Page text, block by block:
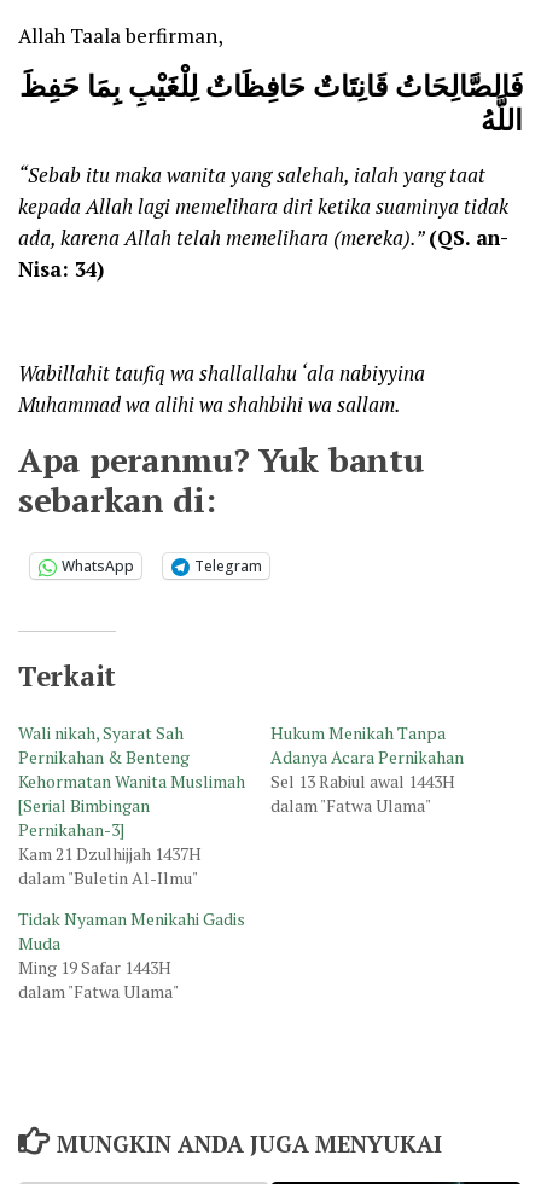
Allah Taala berfirman,
فَالصَّالِحَاتُ قَانِتَاتٌ حَافِظَاتٌ لِلْغَيْبِ بِمَا حَفِظَ
اللَّهُ
“Sebab itu maka wanita yang salehah, ialah yang taat
kepada Allah lagi memelihara diri ketika suaminya tidak
ada, karena Allah telah memelihara (mereka).”(QS. an-
Nisa: 34)
Wabillahit taufiq wa shallallahu ‘ala nabiyyina
Muhammad wa alihi wa shahbihi wa sallam.
Apa peranmu? Yuk bantu
sebarkan di:
WhatsApp Telegram
Terkait
Wali nikah, Syarat Sah
Pernikahan & Benteng
Kehormatan Wanita Muslimah
[Serial Bimbingan
Pernikahan-3]
Kam 21 Dzulhijjah 1437H
dalam "Buletin Al-Ilmu"
Hukum Menikah Tanpa
Adanya Acara Pernikahan
Sel 13 Rabiul awal 1443H
dalam "Fatwa Ulama"
Tidak Nyaman Menikahi Gadis
Muda
Ming 19 Safar 1443H
dalam "Fatwa Ulama"
MUNGKIN ANDA JUGA MENYUKAI